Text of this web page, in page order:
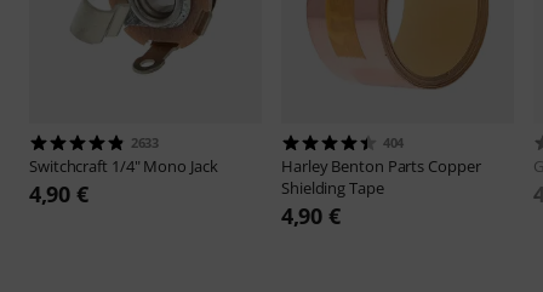
2633
Switchcraft 1/4" Mono Jack
4,90 €
404
Harley Benton Parts Copper
Shielding Tape
4,90 €